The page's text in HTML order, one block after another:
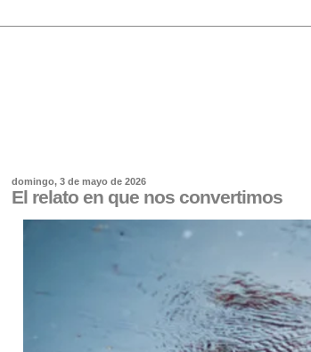
domingo, 3 de mayo de 2026
El relato en que nos convertimos